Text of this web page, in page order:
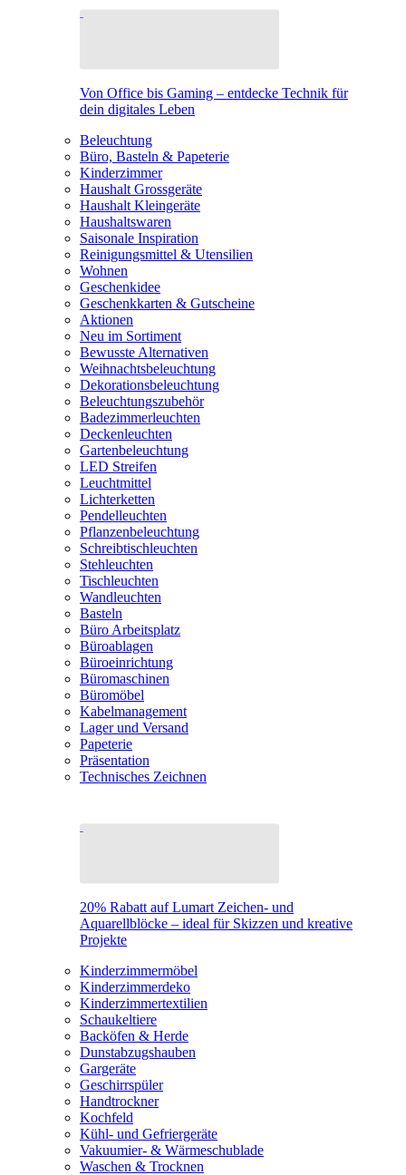
Von Office bis Gaming – entdecke Technik für
dein digitales Leben
Beleuchtung
Büro, Basteln & Papeterie
Kinderzimmer
Haushalt Grossgeräte
Haushalt Kleingeräte
Haushaltswaren
Saisonale Inspiration
Reinigungsmittel & Utensilien
Wohnen
Geschenkidee
Geschenkkarten & Gutscheine
Aktionen
Neu im Sortiment
Bewusste Alternativen
Weihnachtsbeleuchtung
Dekorationsbeleuchtung
Beleuchtungszubehör
Badezimmerleuchten
Deckenleuchten
Gartenbeleuchtung
LED Streifen
Leuchtmittel
Lichterketten
Pendelleuchten
Pflanzenbeleuchtung
Schreibtischleuchten
Stehleuchten
Tischleuchten
Wandleuchten
Basteln
Büro Arbeitsplatz
Büroablagen
Büroeinrichtung
Büromaschinen
Büromöbel
Kabelmanagement
Lager und Versand
Papeterie
Präsentation
Technisches Zeichnen
20% Rabatt auf Lumart Zeichen- und
Aquarellblöcke – ideal für Skizzen und kreative
Projekte
Kinderzimmermöbel
Kinderzimmerdeko
Kinderzimmertextilien
Schaukeltiere
Backöfen & Herde
Dunstabzugshauben
Gargeräte
Geschirrspüler
Handtrockner
Kochfeld
Kühl- und Gefriergeräte
Vakuumier- & Wärmeschublade
Waschen & Trocknen